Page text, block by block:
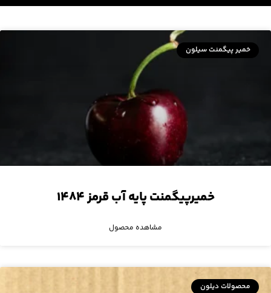
خمیر پیگمنت سیلون
خمیرپیگمنت پایه آب قرمز ۱۴۸۴
مشاهده محصول
محصولات دیلون